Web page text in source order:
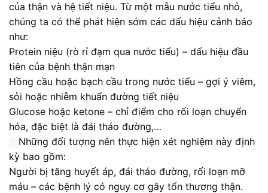
của thận và hệ tiết niệu. Từ một mẫu nước tiểu nhỏ,
chúng ta có thể phát hiện sớm các dấu hiệu cảnh báo
như:
Protein niệu (rò rỉ đạm qua nước tiểu) – dấu hiệu đầu
tiên của bệnh thận mạn
Hồng cầu hoặc bạch cầu trong nước tiểu – gợi ý viêm,
sỏi hoặc nhiễm khuẩn đường tiết niệu
Glucose hoặc ketone – chỉ điểm cho rối loạn chuyển
hóa, đặc biệt là đái tháo đường,…
Những đối tượng nên thực hiện xét nghiệm này định
kỳ bao gồm:
Người bị tăng huyết áp, đái tháo đường, rối loạn mỡ
máu – các bệnh lý có nguy cơ gây tổn thương thận.